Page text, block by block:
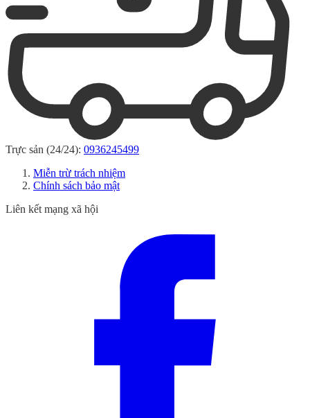
Trực sản (24/24): 0936245499
Miễn trừ trách nhiệm
Chính sách bảo mật
Liên kết mạng xã hội